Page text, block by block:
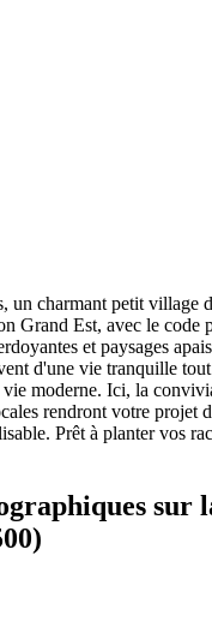
un charmant petit village
Grand Est, avec le code
et paysages
d'une vie tranquille
moderne. Ici, la
rendront votre projet
Prêt à planter vos
sur